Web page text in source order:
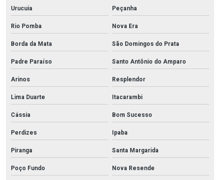
Urucuia
Peçanha
Rio Pomba
Nova Era
Borda da Mata
São Domingos do Prata
Padre Paraíso
Santo Antônio do Amparo
Arinos
Resplendor
Lima Duarte
Itacarambi
Cássia
Bom Sucesso
Perdizes
Ipaba
Piranga
Santa Margarida
Poço Fundo
Nova Resende